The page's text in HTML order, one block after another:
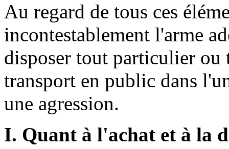
Au regard de tous ces
incontestablement l'arme
disposer tout particulier ou
transport en public dans
une agression.
I. Quant à l'achat et à la